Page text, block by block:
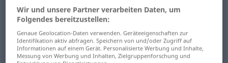
adéquat zünftigKleidung
tout àfait approprié zünftig
Wir und unsere Partner verarbeiten Daten, um
Folgendes bereitzustellen:
Genaue Geolocation-Daten verwenden. Geräteeigenschaften zur
Identifikation aktiv abfragen. Speichern von und/oder Zugriff auf
Informationen auf einem Gerät. Personalisierte Werbung und Inhalte,
Messung von Werbung und Inhalten, Zielgruppenforschung und